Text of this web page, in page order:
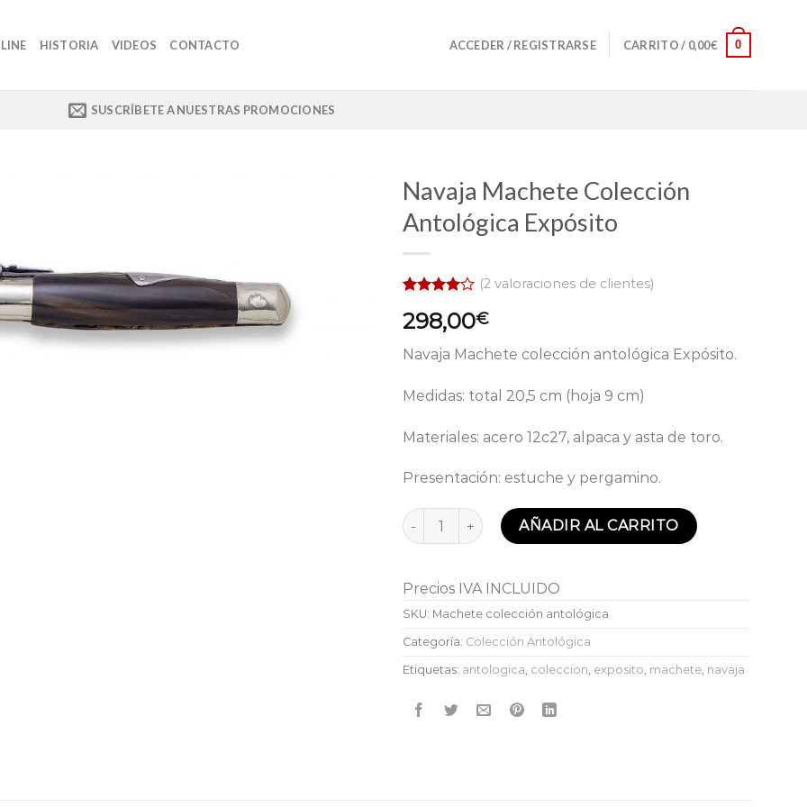
HISTORIA VIDEOS CONTACTO ACCEDER / REGISTRARSE CARRITO / 0,00€ 0
SUSCRÍBETE A NUESTRAS PROMOCIONES
Navaja Machete Colección
Antológica Expósito
con4.00
de 5 en
base a
valoraciones
clientes
(2 valoraciones de clientes)
298,00€
Navaja Machete colección antológica Expósito.
Medidas: total 20,5 cm (hoja 9 cm)
Materiales: acero 12c27, alpaca y asta de toro.
Presentación: estuche y pergamino.
Navaja Machete Colección Antológica Expósito cantidad
AÑADIR AL CARRITO
Precios IVA INCLUIDO
SKU: Machete colección antológica
Categoría: Colección Antológica
Etiquetas: antologica, coleccion, exposito, machete, navaja